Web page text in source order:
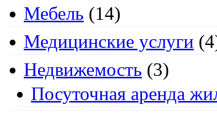
Мебель (14)
Медицинские услуги
Недвижемость (3)
Посуточная аренда